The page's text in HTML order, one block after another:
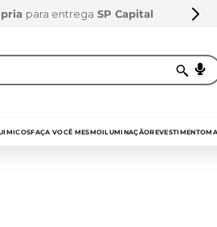
para entrega SP Capital
FAÇA VOCÊ MESMOILUMINAÇÃOREVESTIMENTO
1º
sarrafo